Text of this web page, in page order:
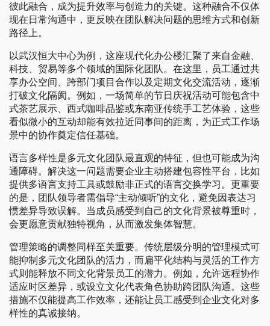
彼此融合，成为提升效率与创造力的关键。这种融合不仅体
现在日常沟通中，更反映在团队解决问题的思维方式和创新
路径上。
以武汉恒大中心为例，这座现代化办公楼汇聚了来自金融、
科技、贸易等多个领域的国际化团队。在这里，员工通过共
享办公空间、跨部门项目合作以及定期文化交流活动，逐渐
打破文化隔阂。例如，一场简单的节日庆祝活动可能包含中
式茶艺展示、西式咖啡品鉴或东南亚传统手工艺体验，这些
看似微小的互动却能有效拉近同事间的距离，为正式工作场
景中的协作奠定信任基础。
语言多样性是多元文化团队最直观的特征，但也可能成为沟
通障碍。解决这一问题需要企业主动搭建包容性平台，比如
提供多语言支持工具或鼓励非正式的语言交换学习。更重要
的是，团队领导者需倡导“主动倾听”的文化，避免因表达习
惯差异导致误解。当成员感受到自己的文化背景被尊重时，
会更愿意贡献独特视角，从而激发集体智慧。
管理策略的调整同样至关重要。传统层级分明的管理模式可
能抑制多元文化团队的活力，而扁平化结构与灵活的工作方
式则能释放不同文化背景员工的潜力。例如，允许远程协作
适应时区差异，或设立文化代表角色协助跨团队沟通。这些
措施不仅能提高工作效率，还能让员工感受到企业文化对多
样性的真诚接纳。